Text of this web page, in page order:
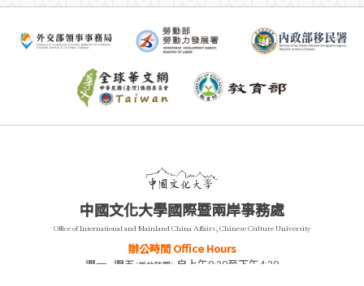
中國文化大學國際暨兩岸事務處
Office of International and Mainland China Affairs, Chinese Culture University
辦公時間 Office Hours
週一~週五(當地時間) 自上午8:30至下午4:30